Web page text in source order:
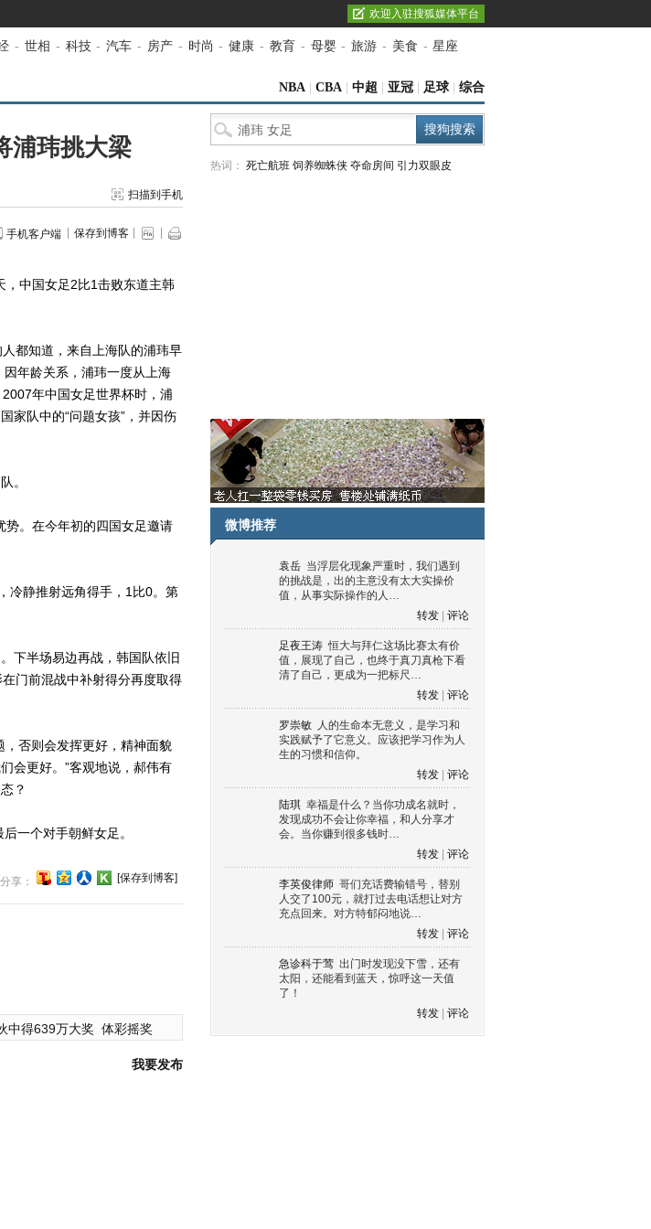
欢迎入驻搜狐媒体平台
- 世相 - 科技 - 汽车 - 房产 - 时尚 - 健康 - 教育 - 母婴 - 旅游 - 美食 - 星座
NBA CBA 中超 亚冠 足球 综合
浦玮挑大梁
扫描到手机
手机客户端 保存到博客
中国女足2比1击败东道主韩
都知道，来自上海队的浦玮早
年龄关系，浦玮一度从上海
年中国女足世界杯时，浦
家队中的“问题女孩”，并因伤
。
。在今年初的四国女足邀请
静推射远角得手，1比0。第
下半场易边再战，韩国队依旧
门前混战中补射得分再度取得
否则会发挥更好，精神面貌
会更好。”客观地说，郝伟有
？
一个对手朝鲜女足。
分享： [保存到博客]
中得639万大奖 体彩摇奖
我要发布
热词： 死亡航班 饲养蜘蛛侠 夺命房间 引力双眼皮
微博推荐
袁岳 当浮层化现象严重时，我们遇到
的挑战是，出的主意没有太大实操价
值，从事实际操作的人…
转发
评论
足夜王涛 恒大与拜仁这场比赛太有价
值，展现了自己，也终于真刀真枪下看
清了自己，更成为一把标尺…
转发
评论
罗崇敏 人的生命本无意义，是学习和
实践赋予了它意义。应该把学习作为人
生的习惯和信仰。
转发
评论
陆琪 幸福是什么？当你功成名就时，
发现成功不会让你幸福，和人分享才
会。当你赚到很多钱时…
转发
评论
李英俊律师 哥们充话费输错号，替别
人交了100元，就打过去电话想让对方
充点回来。对方特郁闷地说…
转发
评论
急诊科于莺 出门时发现没下雪，还有
太阳，还能看到蓝天，惊呼这一天值
了！
转发
评论